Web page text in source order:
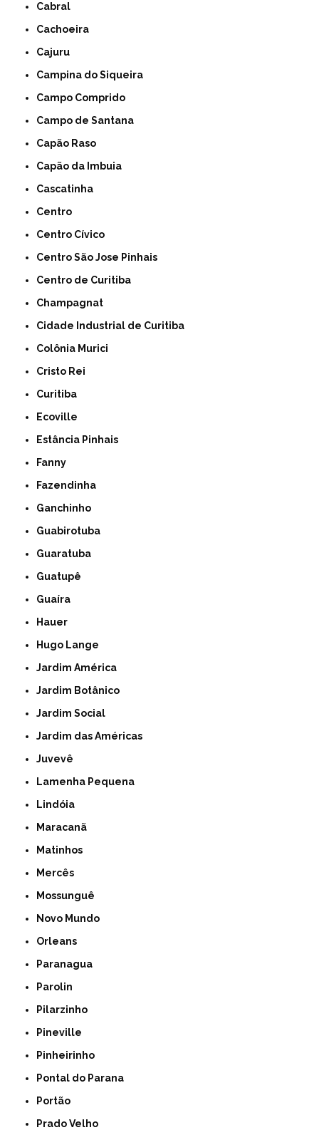
Cabral
Cachoeira
Cajuru
Campina do Siqueira
Campo Comprido
Campo de Santana
Capão Raso
Capão da Imbuia
Cascatinha
Centro
Centro Cívico
Centro São Jose Pinhais
Centro de Curitiba
Champagnat
Cidade Industrial de Curitiba
Colônia Murici
Cristo Rei
Curitiba
Ecoville
Estância Pinhais
Fanny
Fazendinha
Ganchinho
Guabirotuba
Guaratuba
Guatupê
Guaíra
Hauer
Hugo Lange
Jardim América
Jardim Botânico
Jardim Social
Jardim das Américas
Juvevê
Lamenha Pequena
Lindóia
Maracanã
Matinhos
Mercês
Mossunguê
Novo Mundo
Orleans
Paranagua
Parolin
Pilarzinho
Pineville
Pinheirinho
Pontal do Parana
Portão
Prado Velho